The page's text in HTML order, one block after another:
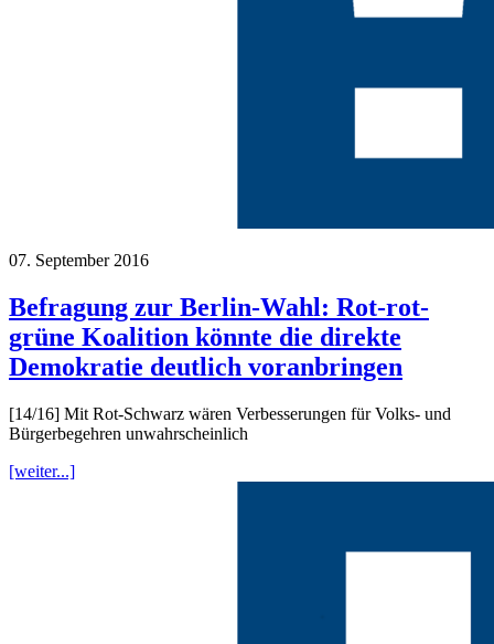
07. September 2016
Befragung zur Berlin-Wahl: Rot-rot-
grüne Koalition könnte die direkte
Demokratie deutlich voranbringen
[14/16] Mit Rot-Schwarz wären Verbesserungen für Volks- und
Bürgerbegehren unwahrscheinlich
[weiter...]